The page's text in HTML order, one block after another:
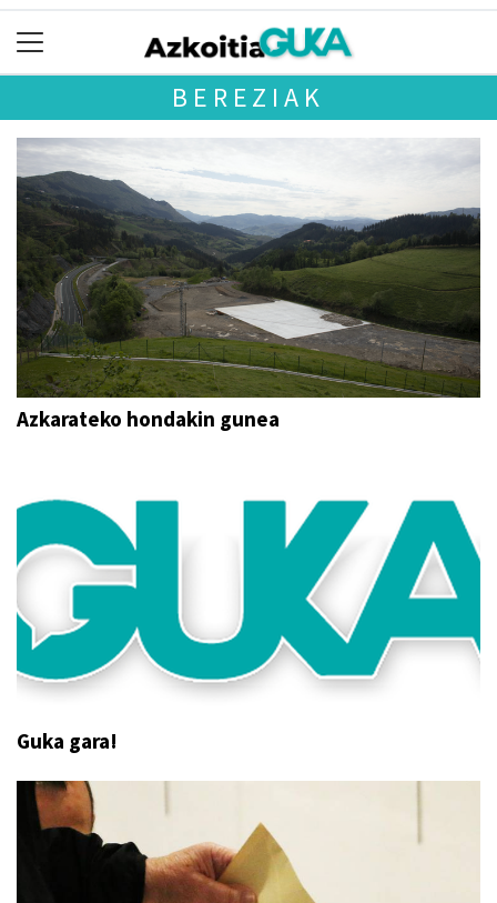
BEREZIAK
Azkarateko hondakin gunea
Guka gara!